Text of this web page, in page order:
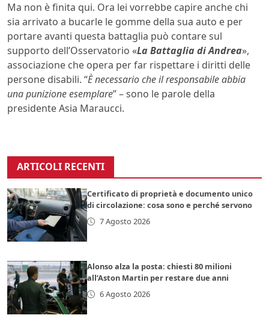
Ma non è finita qui. Ora lei vorrebbe capire anche chi
sia arrivato a bucarle le gomme della sua auto e per
portare avanti questa battaglia può contare sul
supporto dell’Osservatorio «La Battaglia di Andrea»,
associazione che opera per far rispettare i diritti delle
persone disabili. “È necessario che il responsabile abbia
una punizione esemplare” – sono le parole della
presidente Asia Maraucci.
ARTICOLI RECENTI
Certificato di proprietà e documento unico
di circolazione: cosa sono e perché servono
7 Agosto 2026
Alonso alza la posta: chiesti 80 milioni
all’Aston Martin per restare due anni
6 Agosto 2026